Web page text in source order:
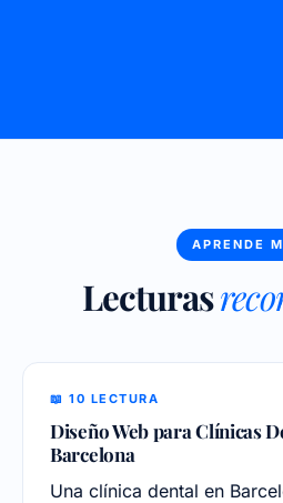
APRENDE
Lecturas
📖 10 LECTURA
Diseño Web para Clínicas
Barcelona
Una clínica dental en